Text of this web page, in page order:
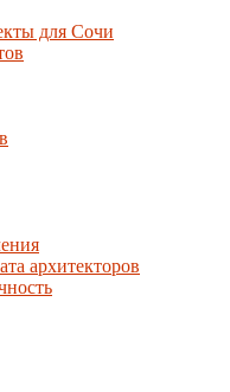
для Сочи
архитекторов